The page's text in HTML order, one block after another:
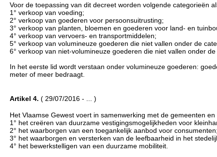
Voor de toepassing van dit decreet worden volgende categorieën
1° verkoop van voeding;
2° verkoop van goederen voor persoonsuitrusting;
3° verkoop van planten, bloemen en goederen voor land- en
4° verkoop van vervoers- en transportmiddelen;
5° verkoop van volumineuze goederen die niet vallen onder de
6° verkoop van niet-volumineuze goederen die niet vallen onder
In het eerste lid wordt verstaan onder volumineuze goederen:
meter of meer bedraagt.
Artikel 4. ( 29/07/2016 - ... )
Het Vlaamse Gewest voert in samenwerking met de gemeenten
1° het creëren van duurzame vestigingsmogelijkheden voor
2° het waarborgen van een toegankelijk aanbod voor
3° het waarborgen en versterken van de leefbaarheid in het
4° het bewerkstelligen van een duurzame mobiliteit.